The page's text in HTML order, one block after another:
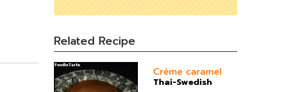
Related Recipe
Créme caramel
Thai-Swedish